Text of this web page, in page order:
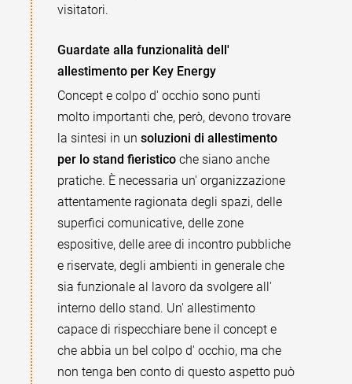
visitatori.
Guardate alla funzionalità dell'
allestimento per Key Energy
Concept e colpo d' occhio sono punti
molto importanti che, però, devono trovare
la sintesi in unsoluzioni di allestimento
per lo stand fieristico che siano anche
pratiche. È necessaria un' organizzazione
attentamente ragionata degli spazi, delle
superfici comunicative, delle zone
espositive, delle aree di incontro pubbliche
e riservate, degli ambienti in generale che
sia funzionale al lavoro da svolgere all'
interno dello stand. Un' allestimento
capace di rispecchiare bene il concept e
che abbia un bel colpo d' occhio, ma che
non tenga ben conto di questo aspetto può